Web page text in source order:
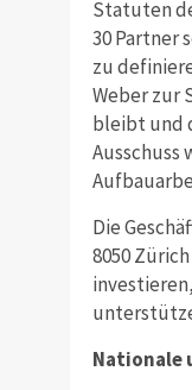
Statuten
30 Partner
zu
Weber zur
bleibt und
Ausschuss
Die
8050
Nationale